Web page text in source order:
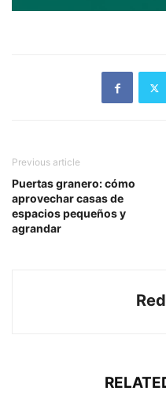
Previous article
Puertas granero: cómo
aprovechar casas de
espacios pequeños y
agrandar